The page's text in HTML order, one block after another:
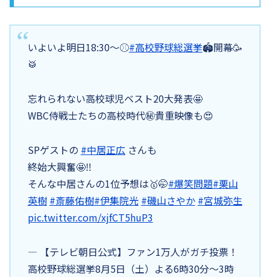
いよいよ明日18:30〜⚾️#高校野球総選挙🏟️開幕🥳
🥁
忘れられない高校球児ベスト20大発表🤩
WBC侍戦士たちの高校時代㊙️貴重映像も😍
SPゲストの #中居正広さんも
終始大興奮🤩‼️
そんな中居さんの1位予想は🥇🤭#爆笑問題#栗山
英樹 #斎藤佑樹#伊集院光 #磯山さやか #宮城弥生
pic.twitter.com/xjfCT5huP3
— 【テレビ朝日公式】ファン1万人がガチ投票！
高校野球総選挙8月5日（土）よる6時30分〜3時